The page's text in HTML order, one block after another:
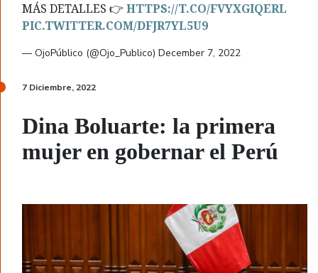
MÁS DETALLES 👉HTTPS://T.CO/FVYXGIQERL
PIC.TWITTER.COM/DFJR7YL5U9
— OjoPúblico (@Ojo_Publico)December 7, 2022
7 Diciembre, 2022
Dina Boluarte: la primera
mujer en gobernar el Perú